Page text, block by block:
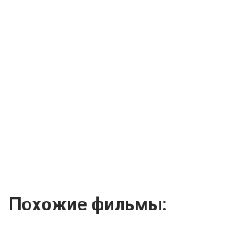
Похожие фильмы: